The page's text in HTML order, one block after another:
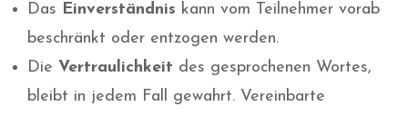
Das Einverständnis kann vom Teilnehmer vorab
beschränkt oder entzogen werden.
Die Vertraulichkeit des gesprochenen Wortes,
bleibt in jedem Fall gewahrt. Vereinbarte